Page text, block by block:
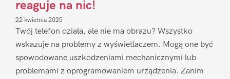
reaguje na nic!
22 kwietnia 2025
Twój telefon działa, ale nie ma obrazu? Wszystko
wskazuje na problemy z wyświetlaczem. Mogą one być
spowodowane uszkodzeniami mechanicznymi lub
problemami z oprogramowaniem urządzenia. Zanim